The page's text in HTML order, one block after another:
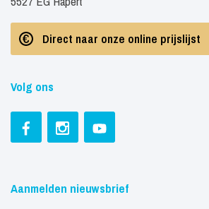
Direct naar onze online prijslijst
Volg ons
Aanmelden nieuwsbrief